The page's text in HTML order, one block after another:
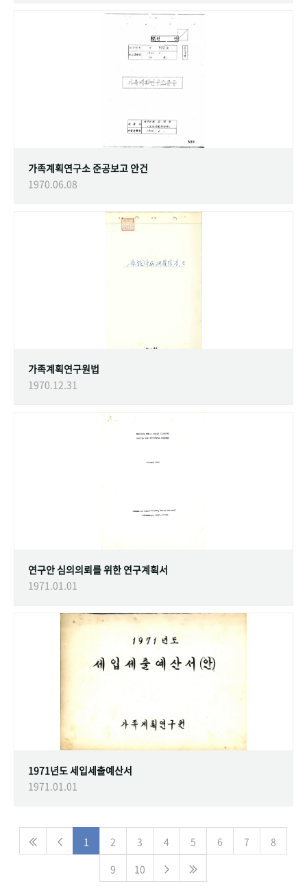
가족계획연구소 준공보고 안건
1970.06.08
가족계획연구원법
1970.12.31
연구안 심의의뢰를 위한 연구계획서
1971.01.01
1971년도 세입세출예산서
1971.01.01
1 2 3 4 5 6 7
8
9
10